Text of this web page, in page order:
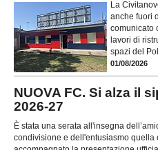
La
anche fuori
comunicato
lavori di
spazi del
01/08/2026
NUOVA FC. Si alza il
2026-27
È stata una serata all'insegna
condivisione e dell'entusiasmo quella